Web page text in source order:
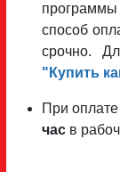
способ
срочно.
"Купить
При
час в